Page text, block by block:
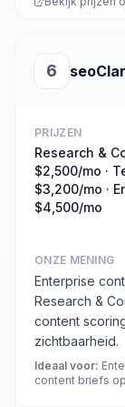
6
PRIJZEN
Research &
$2,500/mo ·
$3,200/mo ·
$4,500/mo
ONZE MENING
Enterprise
Research &
content
zichtbaarheid.
Ideaal voor:
content briefs